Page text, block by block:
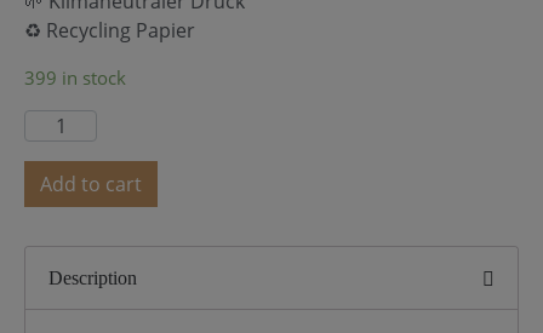
♻️ Recycling Papier
399 in stock
Add to cart
Description